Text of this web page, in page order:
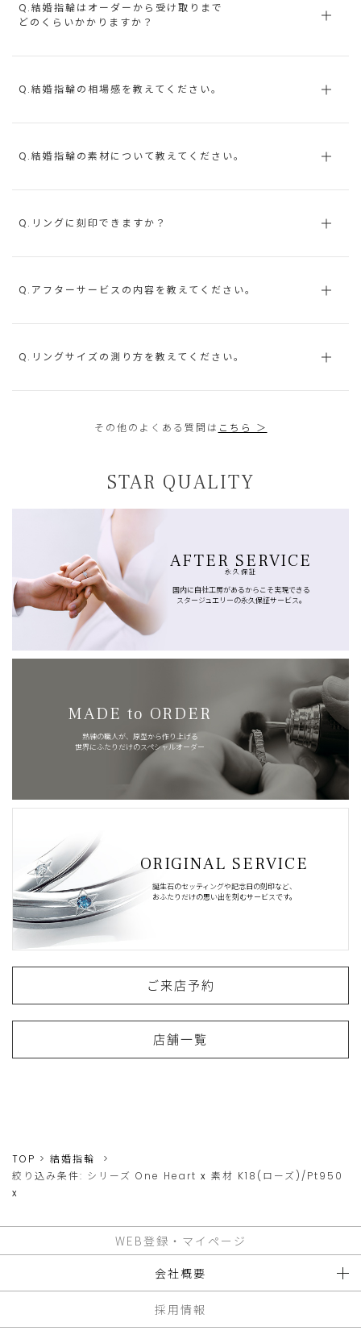
Q.結婚指輪はオーダーから受け取りまで
どのくらいかかりますか？
Q.結婚指輪の相場感を教えてください。
Q.結婚指輪の素材について教えてください。
Q.リングに刻印できますか？
Q.アフターサービスの内容を教えてください。
Q.リングサイズの測り方を教えてください。
その他のよくある質問は こちら ＞
STAR QUALITY
AFTER SERVICE
永久保証
国内に自社工房があるからこそ実現できる
スタージュエリーの永久保証サービス。
MADE to ORDER
熟練の職人が、原型から作り上げる
世界にふたりだけのスペシャルオーダー
ORIGINAL SERVICE
誕生石のセッティングや記念日の刻印など、
おふたりだけの思い出を刻むサービスです。
ご来店予約
店舗一覧
TOP
結婚指輪
絞り込み条件: シリーズ One Heart x 素材 K18(ローズ)/Pt950
x
WEB登録・マイページ
会社概要
採用情報